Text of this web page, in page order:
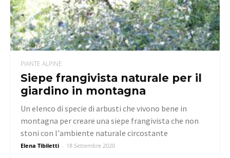
PIANTE ALPINE
Siepe frangivista naturale per il
giardino in montagna
Elena Tibiletti - 18 Settembre 2020
Un elenco di specie di arbusti che vivono bene in
montagna per creare una siepe frangivista che non
stoni con l'ambiente naturale circostante